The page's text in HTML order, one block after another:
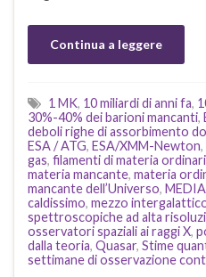
Continua a leggere
1 MK, 10 miliardi di anni fa,
30%-40% dei barioni mancanti,
deboli righe di assorbimento
ESA / ATG, ESA/XMM-Newton,
gas, filamenti di materia
materia mancante, materia
mancante dell’Universo,
caldissimo, mezzo
spettroscopiche ad alta
osservatori spaziali ai raggi X,
dalla teoria, Quasar, Stime
settimane di osservazione